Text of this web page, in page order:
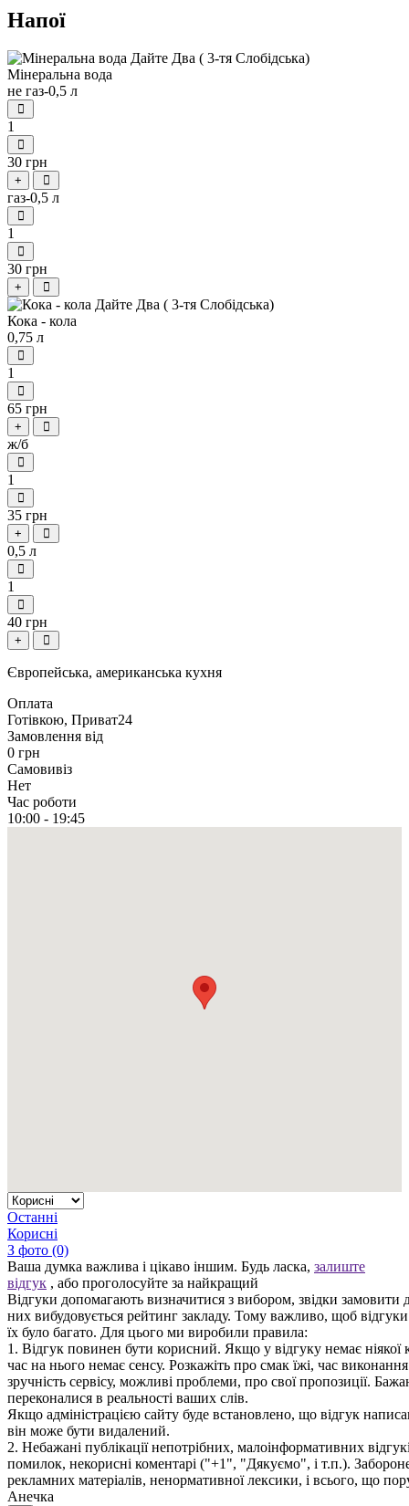
Напої
Мінеральна вода
не газ-0,5 л
1
30 грн
+
газ-0,5 л
1
30 грн
+
Кока - кола
0,75 л
1
65 грн
+
ж/б
1
35 грн
+
0,5 л
1
40 грн
+
Європейська, американська кухня
Оплата
Готівкою, Приват24
Замовлення від
0 грн
Самовивіз
Нет
Час роботи
10:00 - 19:45
Останні
Корисні
З фото (0)
Ваша думка важлива і цікаво іншим. Будь ласка, залиште
відгук , або проголосуйте за найкращий
Відгуки допомагають визначитися з вибором, звідки замовити
них вибудовується рейтинг закладу. Тому важливо, щоб
їх було багато. Для цього ми виробили правила:
1. Відгук повинен бути корисний. Якщо у відгуку немає ніякої
час на нього немає сенсу. Розкажіть про смак їжі, час
зручність сервісу, можливі проблеми, про свої пропозиції.
переконалися в реальності ваших слів.
Якщо адміністрацією сайту буде встановлено, що відгук
він може бути видалений.
2. Небажані публікації непотрібних, малоінформативних
помилок, некорисні коментарі ("+1", "Дякуємо", і т.п.).
рекламних матеріалів, ненормативної лексики, і всього, що
Анечка